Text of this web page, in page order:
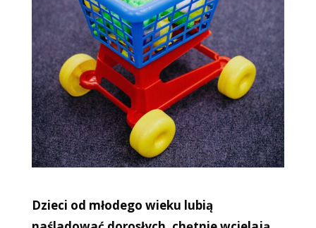
Dzieci od młodego wieku lubią